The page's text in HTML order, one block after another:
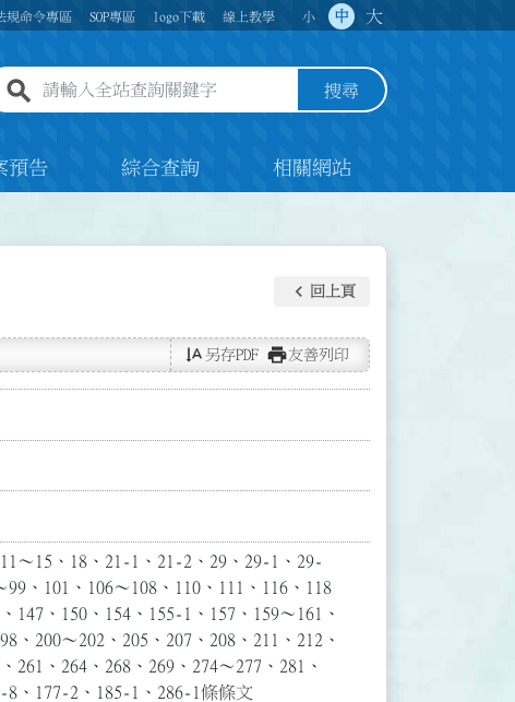
規命令專區 SOP專區 logo下載 線上教學 小 中 大
全站查詢關鍵字欄位 搜尋
預告 綜合查詢 相關網站
keyboard_arrow_left 回上頁
text_rotate_vertical 另存PDF print友善列印
～15、18、21-1、21-2、29、29-1、29-
、101、106～108、110、111、116、118
147、150、154、155-1、157、159～161、
、200～202、205、207、208、211、212、
261、264、268、269、274～277、281、
8、177-2、185-1、286-1條條文